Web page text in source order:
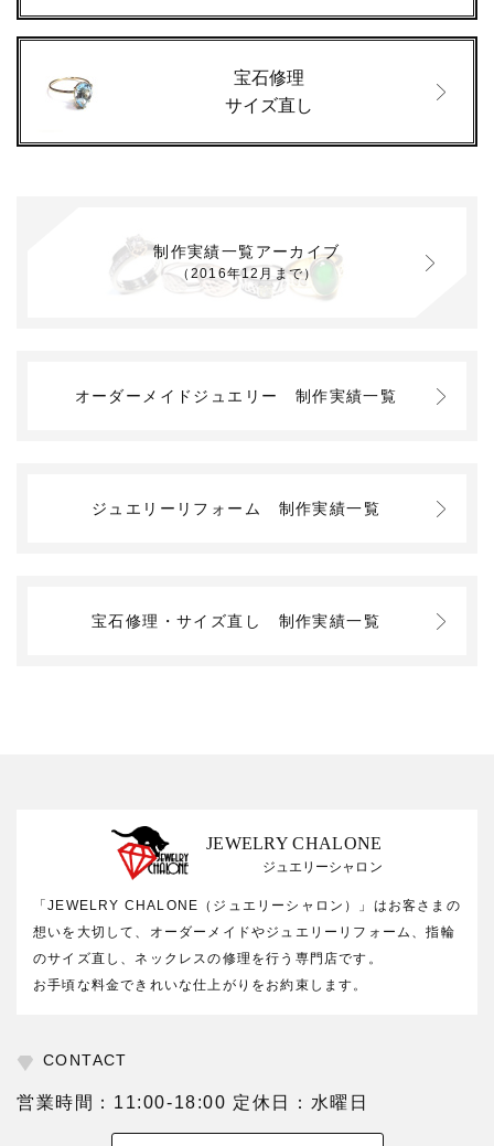
宝石修理
サイズ直し
制作実績一覧アーカイブ
（2016年12月まで）
オーダーメイドジュエリー 制作実績一覧
ジュエリーリフォーム 制作実績一覧
宝石修理・サイズ直し 制作実績一覧
JEWELRY CHALONE
ジュエリーシャロン
「JEWELRY CHALONE（ジュエリーシャロン）」はお客さまの
想いを大切して、オーダーメイドやジュエリーリフォーム、指輪
のサイズ直し、ネックレスの修理を行う専門店です。
お手頃な料金できれいな仕上がりをお約束します。
CONTACT
営業時間：11:00-18:00 定休日：水曜日